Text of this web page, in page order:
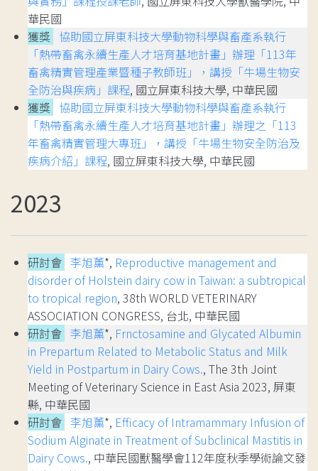
華民國
獲獎 協助國立屏東科技大學動物科學與畜產系執行
「熱帶畜禽永續生產人才培育基地計畫」辦理「113年
畜禽精實管理產業暨種子教師班」，講授「牛場生物安
全防治與疾病」課程, 國立屏東科技大學, 中華民國
獲獎 協助國立屏東科技大學動物科學與畜產系執行
「熱帶畜禽永續生產人才培育基地計畫」辦理之「113
年畜禽精實管理大專班」，講授「牛場生物安全防治及
疾病介紹」課程, 國立屏東科技大學, 中華民國
2023
研討會 李旭薰*, Reproductive management and
disorder of Holstein dairy cow in Taiwan: a subtropical
to tropical region, 38th WORLD VETERINARY
ASSOCIATION CONGRESS, 台北, 中華民國
研討會 李旭薰*, Frnctosamine and Glycated Albumin
in Prepartum Related to Metabolic Status and Milk
Yield in Postpartum in Dairy Cows., The 3th Joint
Meeting of Veterinary Science in East Asia 2023, 屏東
縣, 中華民國
研討會 李旭薰*, Efficacy of Intramammary Infusion of
Sodium Alginate in Treatment of Subclinical Mastitis in
Dairy Cows., 中華民國獸醫學會112年度秋季學術論文發